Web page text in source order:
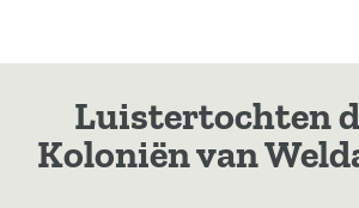
Luistertochten
Koloniën van